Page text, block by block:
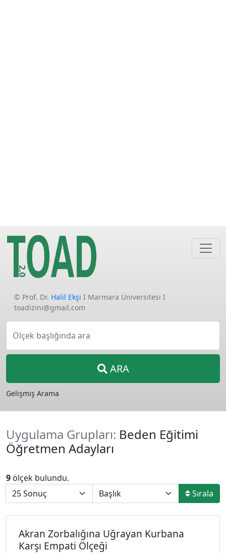
© Prof. Dr. Halil Ekşi I Marmara Üniversitesi I
toadizini@gmail.com
Ölçek başlığında ara
ARA
Gelişmiş Arama
Uygulama Grupları: Beden Eğitimi
Öğretmen Adayları
9 ölçek bulundu.
Sırala
Akran Zorbalığına Uğrayan Kurbana
Karşı Empati Ölçeği